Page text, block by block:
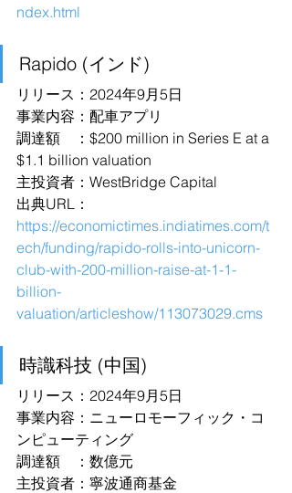
ndex.html
Rapido (インド)
リリース：2024年9月5日
事業内容：配車アプリ
調達額　：$200 million in Series E at a
$1.1 billion valuation
主投資者：WestBridge Capital
出典URL：
https://economictimes.indiatimes.com/t
ech/funding/rapido-rolls-into-unicorn-
club-with-200-million-raise-at-1-1-
billion-
valuation/articleshow/113073029.cms
時識科技 (中国)
リリース：2024年9月5日
事業内容：ニューロモーフィック・コ
ンピューティング
調達額　：数億元
主投資者：寧波通商基金